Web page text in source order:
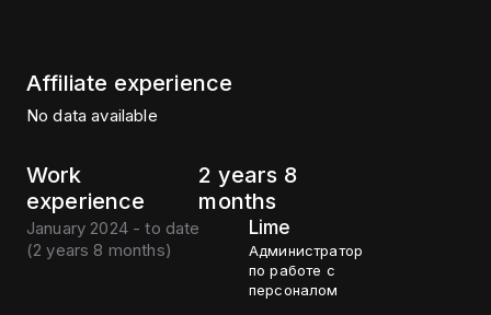
Affiliate experience
No data available
Work
experience
2 years 8
months
January 2024 - to date
(2 years 8 months)
Lime
Администратор
по работе с
персоналом